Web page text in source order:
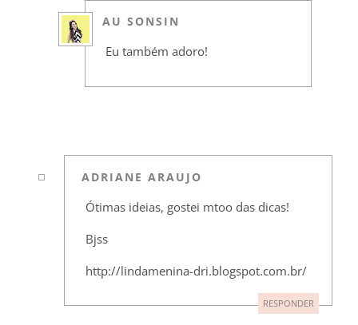
AU SONSIN
Eu também adoro!
ADRIANE ARAUJO
Ótimas ideias, gostei mtoo das dicas!
Bjss
http://lindamenina-dri.blogspot.com.br/
RESPONDER